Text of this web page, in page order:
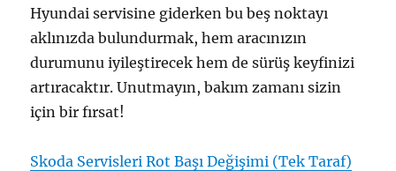
Hyundai servisine giderken bu beş noktayı
aklınızda bulundurmak, hem aracınızın
durumunu iyileştirecek hem de sürüş keyfinizi
artıracaktır. Unutmayın, bakım zamanı sizin
için bir fırsat!
Skoda Servisleri Rot Başı Değişimi (Tek Taraf)